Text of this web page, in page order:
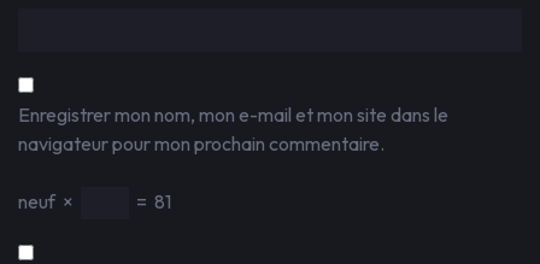
Enregistrer mon nom, mon e-mail et mon site dans le
navigateur pour mon prochain commentaire.
neuf × = 81